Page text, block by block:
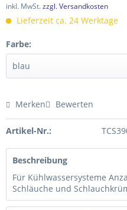
inkl. MwSt.zzgl. Versandkosten
Lieferzeit ca. 24 Werktage
Farbe:
Merken Bewerten
Artikel-Nr.:
Beschreibung
Für Kühlwassersysteme
Schläuche und